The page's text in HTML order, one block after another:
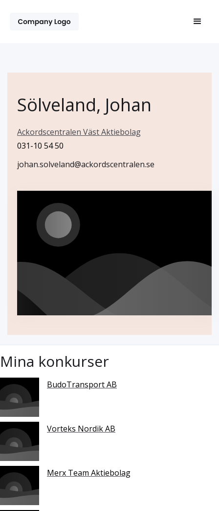
Sölveland, Johan
Ackordscentralen Väst Aktiebolag
031-10 54 50
johan.solveland@ackordscentralen.se
Mina konkurser
BudoTransport AB
Vorteks Nordik AB
Merx Team Aktiebolag